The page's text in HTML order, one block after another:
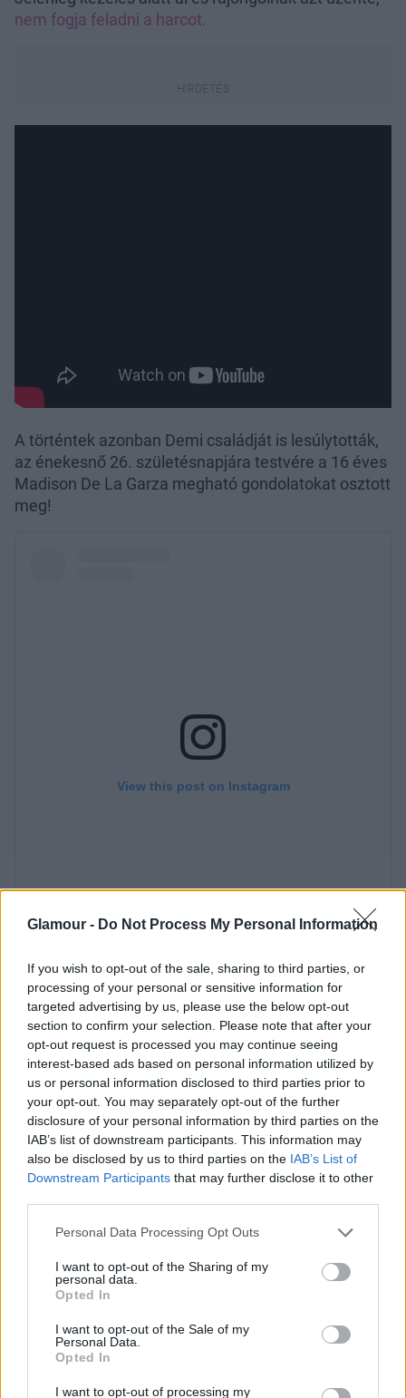
Glamour - Do Not Process My Personal Information
If you wish to opt-out of the sale, sharing to third parties, or
processing of your personal or sensitive information for
targeted advertising by us, please use the below opt-out
section to confirm your selection. Please note that after your
opt-out request is processed you may continue seeing
interest-based ads based on personal information utilized by
us or personal information disclosed to third parties prior to
your opt-out. You may separately opt-out of the further
disclosure of your personal information by third parties on the
IAB’s list of downstream participants. This information may
also be disclosed by us to third parties on the IAB’s List of
Downstream Participants that may further disclose it to other
Please note that this website/app uses one or more Google
not limited to your visit or usage behaviour. You may click to
grant or deny consent to Google and its third-party tags to
use your data for below specified purposes in below Google
consent section.
Personal Data Processing Opt Outs
I want to opt-out of the Sharing of my
personal data.
Opted In
I want to opt-out of the Sale of my
Personal Data.
Opted In
I want to opt-out of processing my
nem fogja feladni a harcot.
A történtek azonban Demi családját is lesúlytották,
az énekesnő 26. születésnapjára testvére a 16 éves
Madison De La Garza megható gondolatokat osztott
meg!
″Ez a nap lehetett volna életem
legrosszabb napja is. De
szerencsére azzal tölthetem, hogy
hálát adok Istennek, az elképesztő
orvosoknak, Demi csapatának, és
mindenkinek, aki a segítségét
nyújtotta - nélkülük a nővérem